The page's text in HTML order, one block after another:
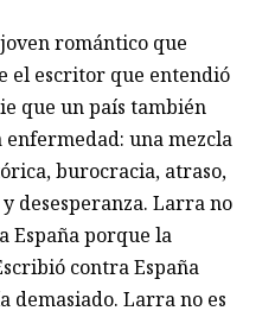
romántico que
el escritor que entendió
que un país también
enfermedad: una mezcla
burocracia, atraso,
desesperanza. Larra no
España porque la
contra España
demasiado. Larra no es